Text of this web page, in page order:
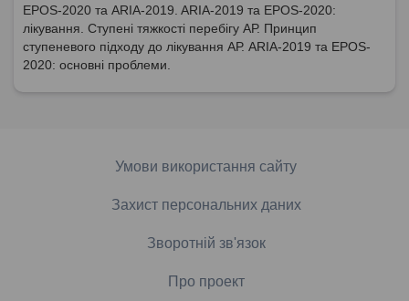
EPOS-2020 та ARIA-2019. ARIA-2019 та EPOS-2020:
лікування. Ступені тяжкості перебігу АР. Принцип
ступеневого підходу до лікування АР. ARIA-2019 та EPOS-
2020: основні проблеми.
Умови використання сайту
Захист персональних даних
Зворотній зв'язок
Про проект